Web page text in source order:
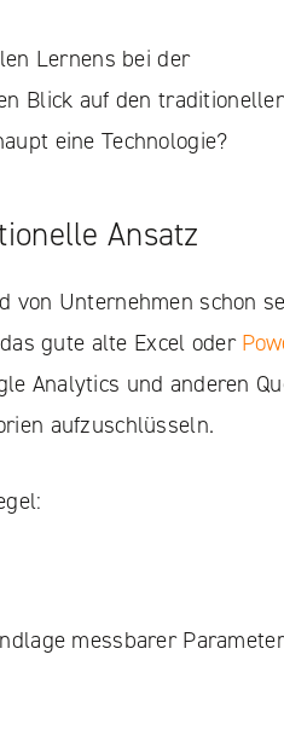
Lernens bei der
Blick auf den
eine Technologie?
Ansatz
von Unternehmen schon
gute alte Excel oder
Analytics und anderen
aufzuschlüsseln.
messbarer